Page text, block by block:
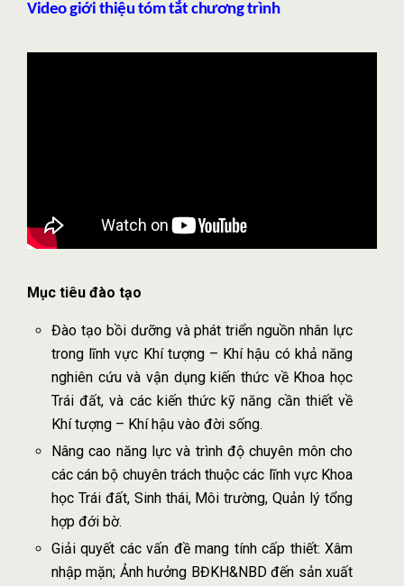
Video giới thiệu tóm tắt chương trình
Mục tiêu đào tạo
Đào tạo bồi dưỡng và phát triển nguồn nhân lực
trong lĩnh vực Khí tượng – Khí hậu có khả năng
nghiên cứu và vận dụng kiến thức về Khoa học
Trái đất, và các kiến thức kỹ năng cần thiết về
Khí tượng – Khí hậu vào đời sống.
Nâng cao năng lực và trình độ chuyên môn cho
các cán bộ chuyên trách thuộc các lĩnh vực Khoa
học Trái đất, Sinh thái, Môi trường, Quản lý tổng
hợp đới bờ.
Giải quyết các vấn đề mang tính cấp thiết: Xâm
nhập mặn; Ảnh hưởng BĐKH&NBD đến sản xuất